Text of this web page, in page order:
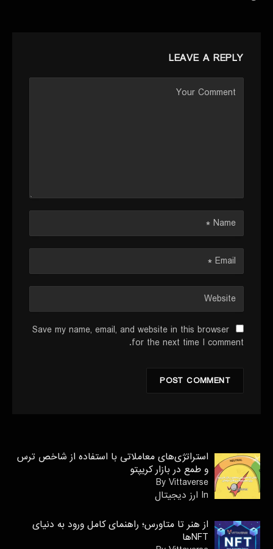
LEAVE A REPLY
Save my name, email, and website in this browser
for the next time I comment.
استراتژی‌های معاملاتی با استفاده از شاخص ترس
و طمع در بازار کریپتو
By Vittaverse
In ارز دیجیتال
از هنر تا متاورس؛ راهنمای کامل ورود به دنیای
NFTها